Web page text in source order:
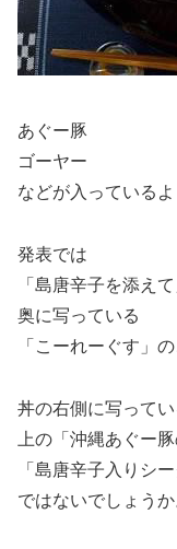
あぐー豚
ゴーヤー
などが入っているよ
発表では
「島唐辛子を添え
奥に写っている
「こーれーぐす」
丼の右側に写って
上の「沖縄あぐー
「島唐辛子入りシ
ではないでしょうか